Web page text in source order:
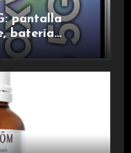
pantalla
batería
para una